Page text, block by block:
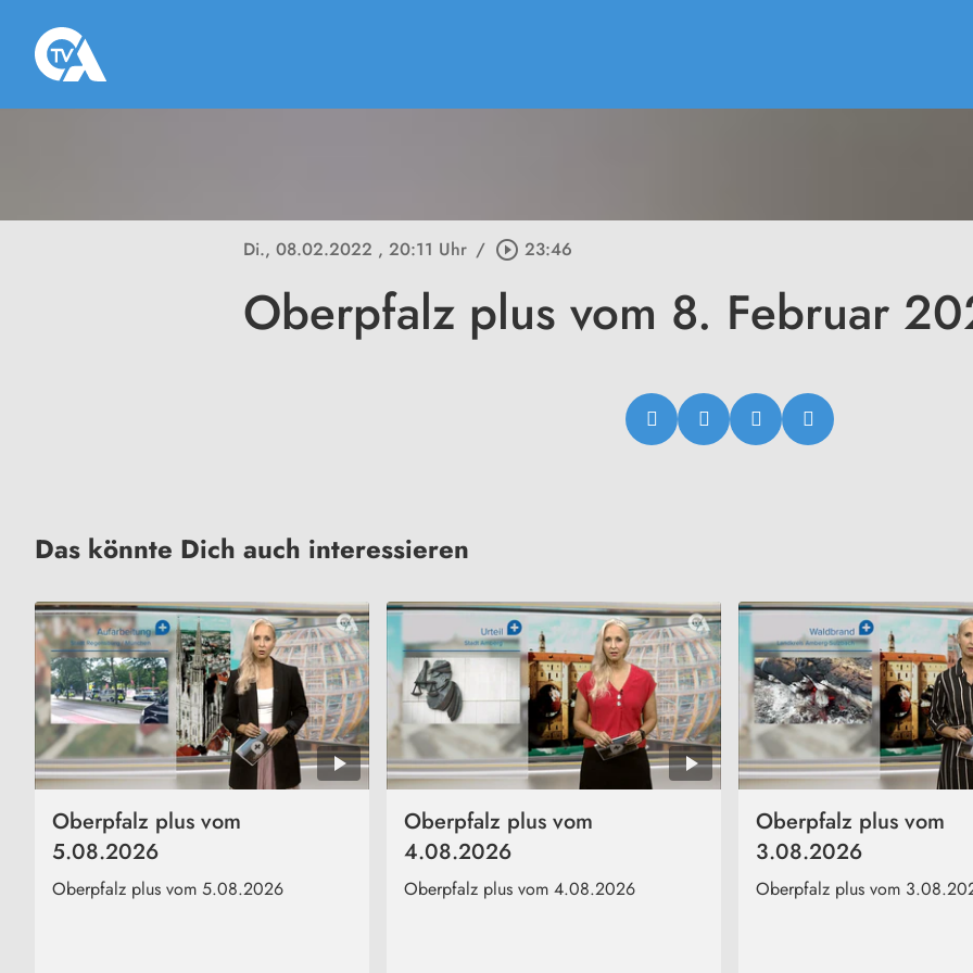
Di., 08.02.2022 , 20:11 Uhr / play_circle_outline 23:46
Oberpfalz plus vom 8. Februar
Das könnte Dich auch interessieren
Oberpfalz plus vom
5.08.2026
Oberpfalz plus vom 5.08.2026
Oberpfalz plus vom
4.08.2026
Oberpfalz plus vom 4.08.2026
Oberpfalz plus vom
3.08.2026
Oberpfalz plus vom